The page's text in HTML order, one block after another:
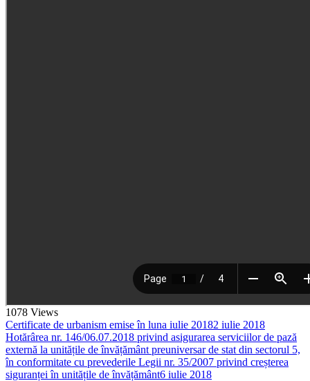
1078 Views
Certificate de urbanism emise în luna iulie 20182 iulie 2018
Hotărârea nr. 146/06.07.2018 privind asigurarea serviciilor de pază
externă la unitățile de învățământ preuniversar de stat din sectorul 5,
în conformitate cu prevederile Legii nr. 35/2007 privind creșterea
siguranței în unitățile de învățământ6 iulie 2018